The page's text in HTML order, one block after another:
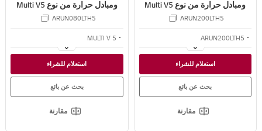
ومبادل حرارة من نوع Multi V5
VRF 15.9 TR
ARUN200LTH5
ARUN200LTH5
كفاءة مطلقة
التحكم الاستشعاري المزدوج
استعلام للشراء
بحث عن بائع
مقارنة
ومبادل حرارة من نوع Multi V5
VRF 6.4 TR
ARUN080LTH5
MULTI V 5
كفاءة مطلقة
التحكم الاستشعاري المزدوج
استعلام للشراء
بحث عن بائع
مقارنة